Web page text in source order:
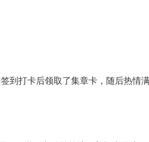
到打卡后领取了集章卡，随后热情